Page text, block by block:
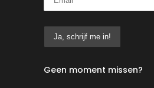
Geen moment missen?